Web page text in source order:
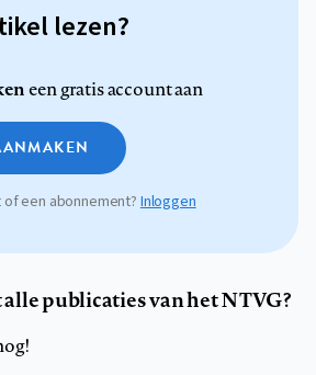
lezen?
een gratis account aan
een abonnement? Inloggen
publicaties van het NTVG?